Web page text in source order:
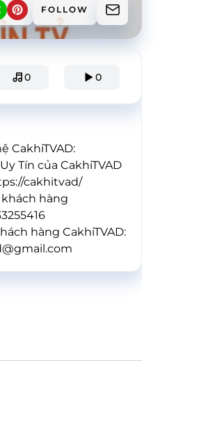
FOLLOW
0 0
CakhiTVAD:
Tín của CakhiTVAD
cakhitvad/
hàng
hàng CakhiTVAD: